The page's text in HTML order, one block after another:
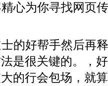
心为你寻找网页
的好帮手然后再
是很关键的。，
的行会包场，就